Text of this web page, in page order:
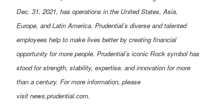
Dec. 31, 2021, has operations in the United States, Asia,
Europe, and Latin America. Prudential’s diverse and talented
employees help to make lives better by creating financial
opportunity for more people. Prudential’s iconic Rock symbol has
stood for strength, stability, expertise, and innovation for more
than a century. For more information, please
visit news.prudential.com.